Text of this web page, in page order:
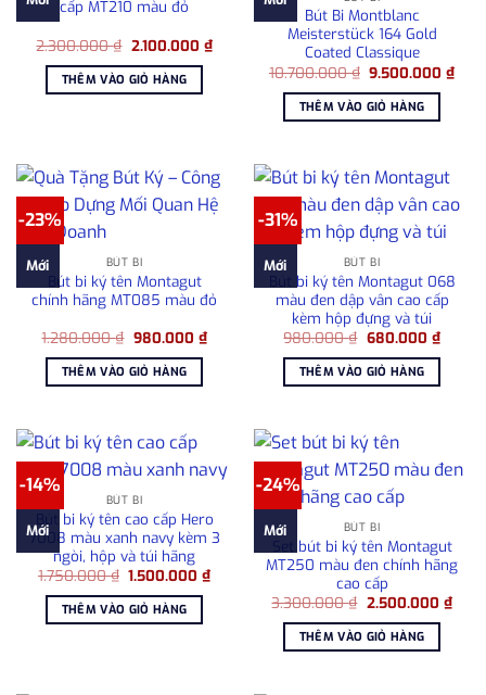
cấp MT210 màu đỏ
2.300.000₫ Giá
là:
2.300.000 ₫.
2.100.000 ₫Giá
hiện
2.100.000 ₫.
THÊM VÀO GIỎ HÀNG
Bút Bi Montblanc
Meisterstück 164 Gold
Coated Classique
10.700.000₫ Giá
là:
10.700.000 ₫.
9.500.000₫Giá
hiện
THÊM VÀO GIỎ HÀNG
-23%
Mới BÚT BI
Bút bi ký tên Montagut
chính hãng MT085 màu đỏ
1.280.000₫ Giá
là:
1.280.000 ₫.
980.000 ₫Giá
hiện
THÊM VÀO GIỎ HÀNG
-31%
Mới BÚT BI
Bút bi ký tên Montagut 068
màu đen dập vân cao cấp
kèm hộp đựng và túi
980.000₫ Giá
là:
980.000 ₫.
680.000 ₫Giá
hiện
THÊM VÀO GIỎ HÀNG
-14%
Mới
BÚT BI
Bút bi ký tên cao cấp Hero
7008 màu xanh navy kèm 3
ngòi, hộp và túi hãng
1.750.000₫ Giá
là:
1.750.000 ₫.
1.500.000₫Giá
THÊM VÀO GIỎ HÀNG
-24%
Mới BÚT BI
Set bút bi ký tên Montagut
MT250 màu đen chính hãng
cao cấp
3.300.000₫ Giá
là:
3.300.000 ₫.
2.500.000 ₫Giá
THÊM VÀO GIỎ HÀNG